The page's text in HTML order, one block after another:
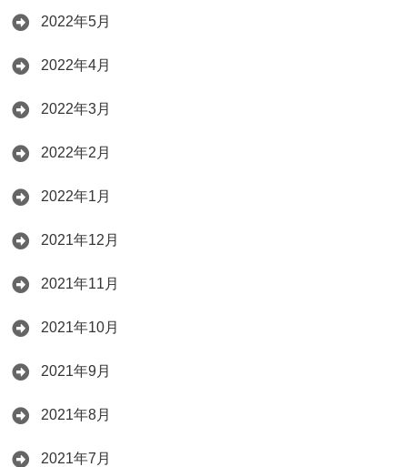
2022年5月
2022年4月
2022年3月
2022年2月
2022年1月
2021年12月
2021年11月
2021年10月
2021年9月
2021年8月
2021年7月